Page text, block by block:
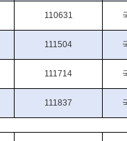
110631
111504
111714
111837